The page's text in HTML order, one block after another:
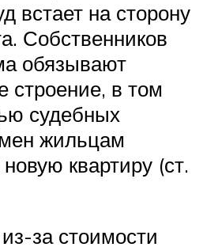
встает на сторону
Собственников
обязывают
строение, в том
судебных
жильцам
квартиру (ст.
за стоимости